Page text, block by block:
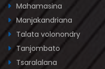
Mahamasina
Manjakandriana
Talata volonondry
Tanjombato
Tsaralalana